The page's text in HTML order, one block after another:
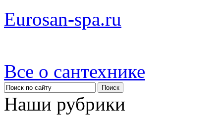
Eurosan-spa.ru
Все о сантехнике
Наши рубрики